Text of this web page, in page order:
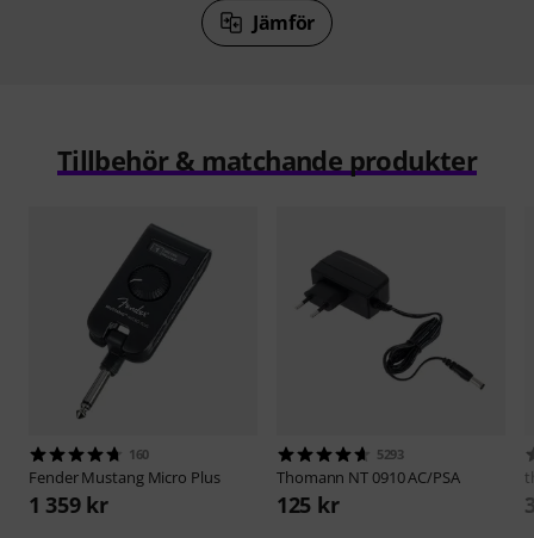
Jämför
Tillbehör & matchande produkter
160
FenderMustang Micro Plus
1 359 kr
5293
Thomann NT 0910 AC/PSA
125 kr